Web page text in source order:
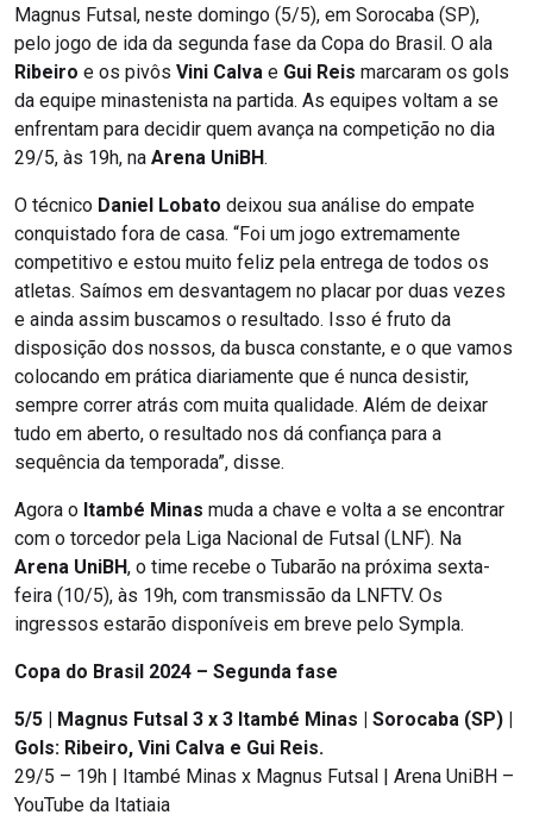
Magnus Futsal, neste domingo (5/5), em Sorocaba (SP),
pelo jogo de ida da segunda fase da Copa do Brasil. O ala
Ribeiro e os pivôs Vini Calva e Gui Reis marcaram os gols
da equipe minastenista na partida. As equipes voltam a se
enfrentam para decidir quem avança na competição no dia
29/5, às 19h, na Arena UniBH.
O técnico Daniel Lobato deixou sua análise do empate
conquistado fora de casa. “Foi um jogo extremamente
competitivo e estou muito feliz pela entrega de todos os
atletas. Saímos em desvantagem no placar por duas vezes
e ainda assim buscamos o resultado. Isso é fruto da
disposição dos nossos, da busca constante, e o que vamos
colocando em prática diariamente que é nunca desistir,
sempre correr atrás com muita qualidade. Além de deixar
tudo em aberto, o resultado nos dá confiança para a
sequência da temporada”, disse.
Agora o Itambé Minas muda a chave e volta a se encontrar
com o torcedor pela Liga Nacional de Futsal (LNF). Na
Arena UniBH, o time recebe o Tubarão na próxima sexta-
feira (10/5), às 19h, com transmissão da LNFTV. Os
ingressos estarão disponíveis em breve pelo Sympla.
Copa do Brasil 2024 – Segunda fase
5/5 | Magnus Futsal 3 x 3 Itambé Minas | Sorocaba (SP) |
Gols: Ribeiro, Vini Calva e Gui Reis.
29/5 – 19h | Itambé Minas x Magnus Futsal | Arena UniBH –
YouTube da Itatiaia